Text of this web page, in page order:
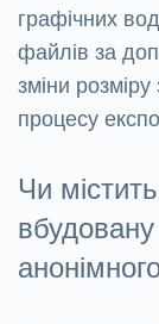
графічних
файлів за
зміни
процесу
Чи